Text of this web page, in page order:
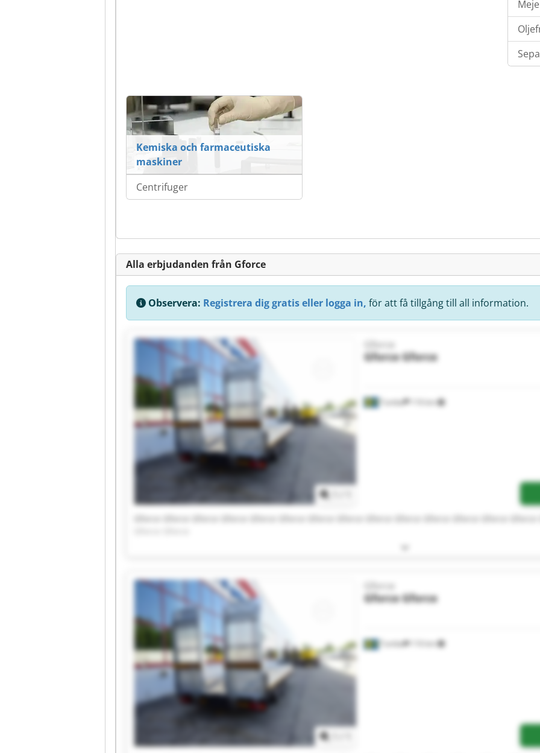
Kemiska och farmaceutiska
maskiner
Centrifuger
Alla erbjudanden från Gforce
Observera: Registrera dig gratis eller logga in, för att få tillgång till all information.
Tumba 116 km
Gforce
GforceGforce
Tumba 116 km
GforceGforce